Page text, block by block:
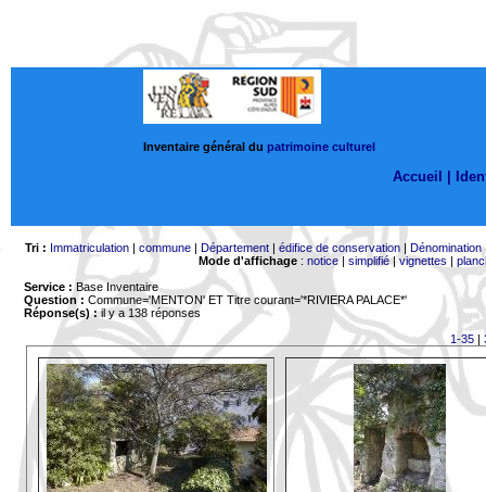
Inventaire général du patrimoine culturel
Accueil |
Tri : Immatriculation| commune| Département| édifice de conservation| Dénomination
Mode d'affichage: notice| simplifié|vignettes |
Service : Base Inventaire
Question : Commune='MENTON' ET Titre courant='*RIVIERA PALACE*'
Réponse(s) :il y a 138 réponses
1-35|